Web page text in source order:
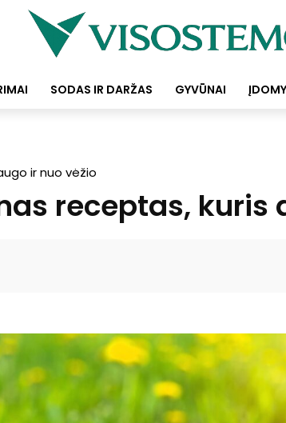
SODAS IR DARŽAS GYVŪNAI
ir nuo vėžio
receptas, kuris